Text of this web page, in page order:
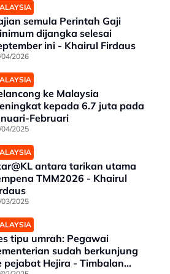
semula Perintah Gaji
dijangka selesai
ini - Khairul Firdaus
2026
ke Malaysia
kepada 6.7 juta pada
Februari
04/2025
antara tarikan utama
TMM2026 - Khairul
03/2025
tipu umrah: Pegawai
sudah berkunjung
pejabat Hejira - Timbalan